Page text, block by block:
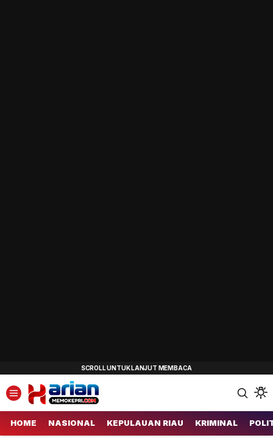
HOME NASIONAL KEPULAUAN RIAU KRIMINAL